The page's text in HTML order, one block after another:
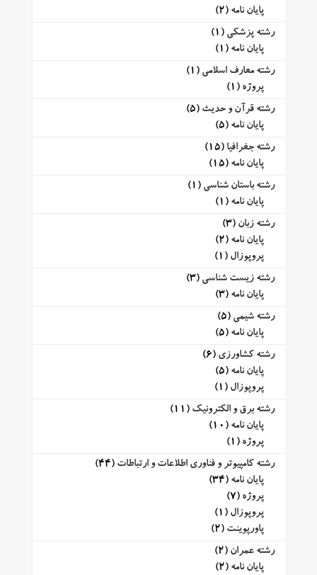
پایان نامه (2)
رشته پزشکی (1)
پایان نامه (1)
رشته معارف اسلامی (1)
پروژه (1)
رشته قرآن و حدیث (5)
پایان نامه (5)
رشته جغرافیا (15)
پایان نامه (15)
رشته باستان شناسی (1)
پایان نامه (1)
رشته زبان (3)
پایان نامه (2)
پروپوزال (1)
رشته زیست شناسی (3)
پایان نامه (3)
رشته شیمی (5)
پایان نامه (5)
رشته کشاورزی (6)
پایان نامه (5)
پروپوزال (1)
رشته برق و الکترونیک (11)
پایان نامه (10)
پروژه (1)
رشته کامپیوتر و فناوری اطلاعات و ارتباطات (44)
پایان نامه (34)
پروژه (7)
پروپوزال (1)
پاورپوینت (2)
رشته عمران (2)
پایان نامه (2)